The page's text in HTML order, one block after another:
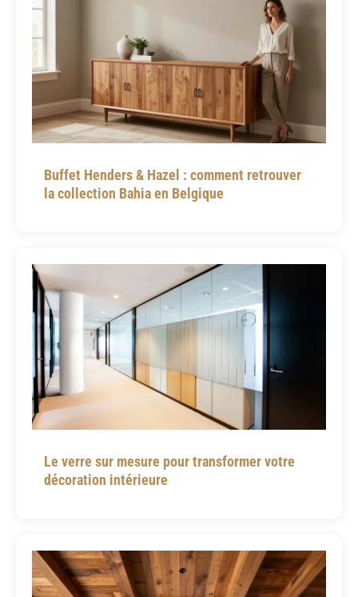
Buffet Henders & Hazel : comment retrouver
la collection Bahia en Belgique
Le verre sur mesure pour transformer votre
décoration intérieure